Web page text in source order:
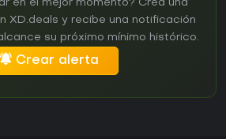
en el mejor momento? Crea una
XD.deals y recibe una notificación
su próximo mínimo histórico.
Crear alerta